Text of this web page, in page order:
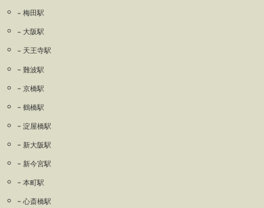
梅田駅
大阪駅
天王寺駅
難波駅
京橋駅
鶴橋駅
淀屋橋駅
新大阪駅
新今宮駅
本町駅
心斎橋駅